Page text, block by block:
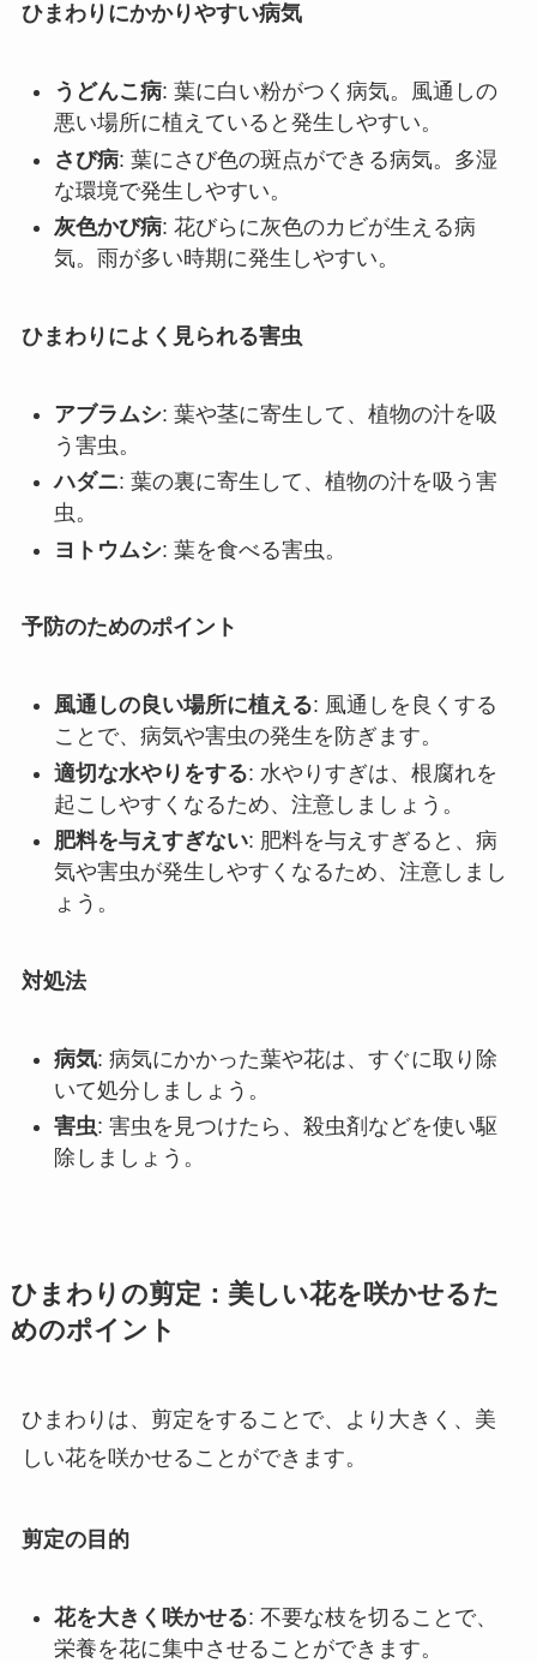
ひまわりにかかりやすい病気
うどんこ病: 葉に白い粉がつく病気。風通しの
悪い場所に植えていると発生しやすい。
さび病: 葉にさび色の斑点ができる病気。多湿
な環境で発生しやすい。
灰色かび病: 花びらに灰色のカビが生える病
気。雨が多い時期に発生しやすい。
ひまわりによく見られる害虫
アブラムシ: 葉や茎に寄生して、植物の汁を吸
う害虫。
ハダニ: 葉の裏に寄生して、植物の汁を吸う害
虫。
ヨトウムシ: 葉を食べる害虫。
予防のためのポイント
風通しの良い場所に植える: 風通しを良くする
ことで、病気や害虫の発生を防ぎます。
適切な水やりをする: 水やりすぎは、根腐れを
起こしやすくなるため、注意しましょう。
肥料を与えすぎない: 肥料を与えすぎると、病
気や害虫が発生しやすくなるため、注意しまし
ょう。
対処法
病気: 病気にかかった葉や花は、すぐに取り除
いて処分しましょう。
害虫: 害虫を見つけたら、殺虫剤などを使い駆
除しましょう。
ひまわりの剪定：美しい花を咲かせるた
めのポイント
ひまわりは、剪定をすることで、より大きく、美
しい花を咲かせることができます。
剪定の目的
花を大きく咲かせる: 不要な枝を切ることで、
栄養を花に集中させることができます。